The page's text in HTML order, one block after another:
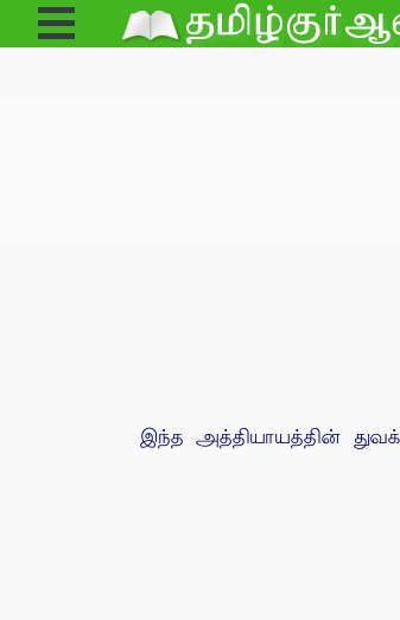
Open
Menu
இந்த அத்தியாயத்தின்